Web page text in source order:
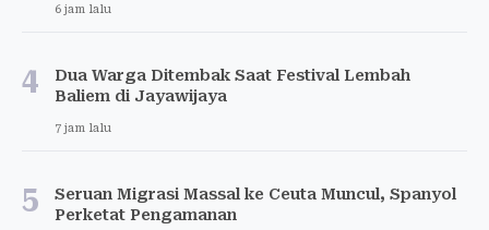
6 jam lalu
4
Dua Warga Ditembak Saat Festival Lembah
Baliem di Jayawijaya
7 jam lalu
5
Seruan Migrasi Massal ke Ceuta Muncul, Spanyol
Perketat Pengamanan